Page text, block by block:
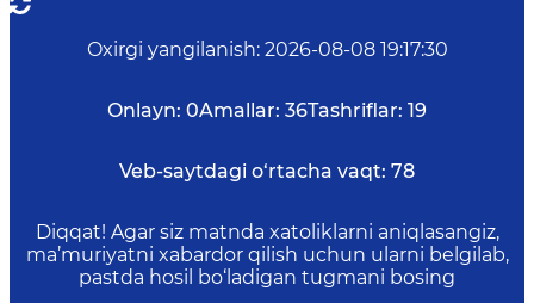
Oxirgi yangilanish: 2026-08-08 19:17:30
Onlayn: 0Amallar: 36Tashriflar: 19
Veb-saytdagi o‘rtacha vaqt: 78
Diqqat! Agar siz matnda xatoliklarni aniqlasangiz,
ma’muriyatni xabardor qilish uchun ularni belgilab,
pastda hosil bo‘ladigan tugmani bosing